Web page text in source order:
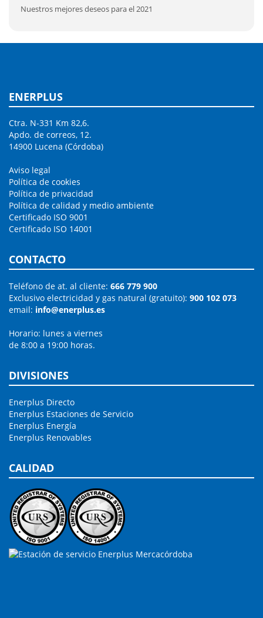
Nuestros mejores deseos para el 2021
ENERPLUS
Ctra. N-331 Km 82,6.
Apdo. de correos, 12.
14900 Lucena (Córdoba)
Aviso legal
Política de cookies
Política de privacidad
Política de calidad y medio ambiente
Certificado ISO 9001
Certificado ISO 14001
CONTACTO
Teléfono de at. al cliente: 666 779 900
Exclusivo electricidad y gas natural (gratuito): 900 102 073
email: info@enerplus.es
Horario: lunes a viernes
de 8:00 a 19:00 horas.
DIVISIONES
Enerplus Directo
Enerplus Estaciones de Servicio
Enerplus Energía
Enerplus Renovables
CALIDAD